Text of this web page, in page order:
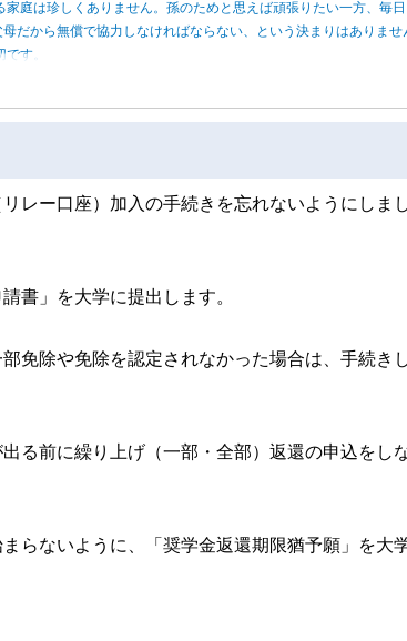
庭は珍しくありません。孫のためと思えば頑張りたい一方、毎日
だから無償で協力しなければならない、という決まりはありませ
す。
レー口座）加入の手続きを忘れないようにしま
書」を大学に提出します。
免除や免除を認定されなかった場合は、手続き
る前に繰り上げ（一部・全部）返還の申込をし
らないように、「奨学金返還期限猶予願」を大